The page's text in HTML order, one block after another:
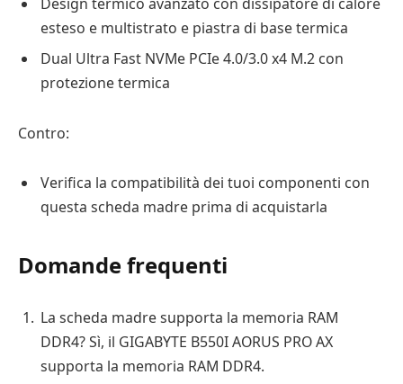
esteso e multistrato e piastra di base termica
Dual Ultra Fast NVMe PCIe 4.0/3.0 x4 M.2 con
protezione termica
Contro:
Verifica la compatibilità dei tuoi componenti con
questa scheda madre prima di acquistarla
Domande frequenti
La scheda madre supporta la memoria RAM
DDR4? Sì, il GIGABYTE B550I AORUS PRO AX
supporta la memoria RAM DDR4.